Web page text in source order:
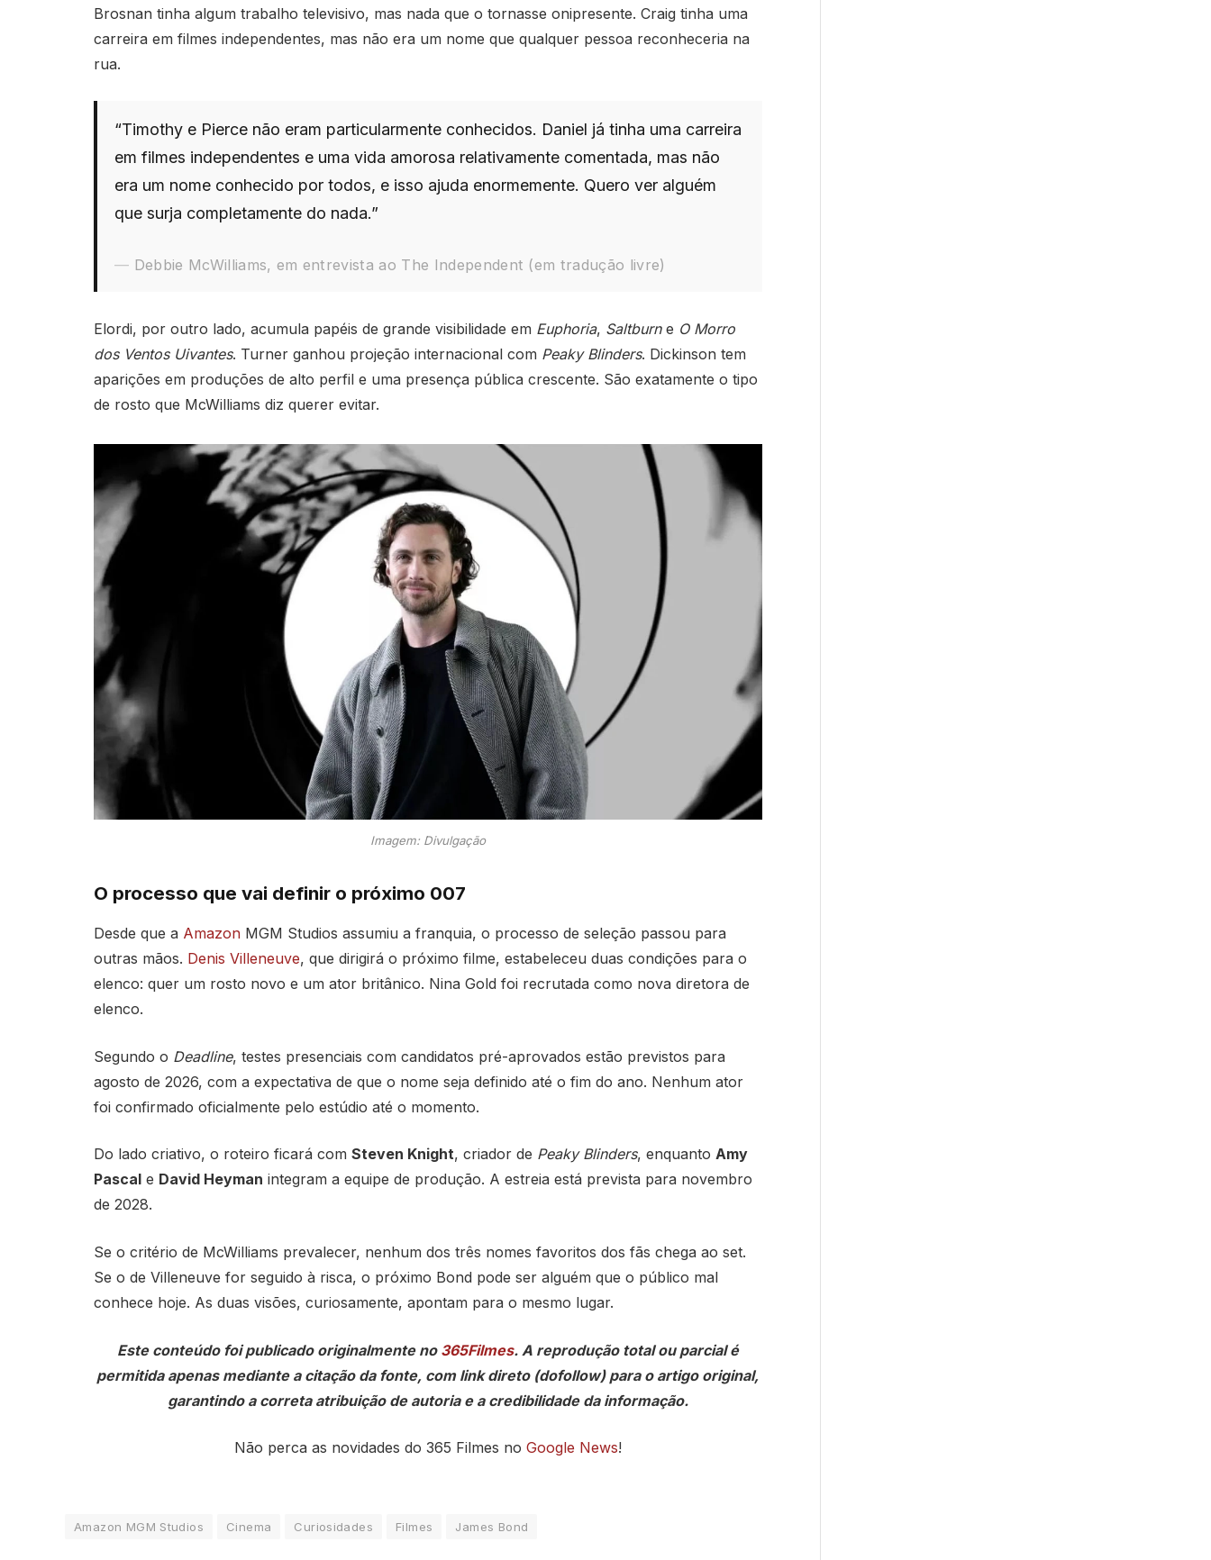
Brosnan tinha algum trabalho televisivo, mas nada que o tornasse onipresente. Craig tinha uma
carreira em filmes independentes, mas não era um nome que qualquer pessoa reconheceria na
rua.
“Timothy e Pierce não eram particularmente conhecidos. Daniel já tinha uma carreira
em filmes independentes e uma vida amorosa relativamente comentada, mas não
era um nome conhecido por todos, e isso ajuda enormemente. Quero ver alguém
que surja completamente do nada.”
Debbie McWilliams, em entrevista ao The Independent (em tradução livre)
Elordi, por outro lado, acumula papéis de grande visibilidade em Euphoria, Saltburne O Morro
dos Ventos Uivantes. Turner ganhou projeção internacional com Peaky Blinders. Dickinson tem
aparições em produções de alto perfil e uma presença pública crescente. São exatamente o tipo
de rosto que McWilliams diz querer evitar.
Imagem: Divulgação
O processo que vai definir o próximo 007
Desde que a AmazonMGM Studios assumiu a franquia, o processo de seleção passou para
outras mãos. Denis Villeneuve, que dirigirá o próximo filme, estabeleceu duas condições para o
elenco: quer um rosto novo e um ator britânico. Nina Gold foi recrutada como nova diretora de
elenco.
Segundo o Deadline, testes presenciais com candidatos pré-aprovados estão previstos para
agosto de 2026, com a expectativa de que o nome seja definido até o fim do ano. Nenhum ator
foi confirmado oficialmente pelo estúdio até o momento.
Do lado criativo, o roteiro ficará com Steven Knight, criador de Peaky Blinders, enquanto Amy
Pascale David Heyman integram a equipe de produção. A estreia está prevista para novembro
de 2028.
Se o critério de McWilliams prevalecer, nenhum dos três nomes favoritos dos fãs chega ao set.
Se o de Villeneuve for seguido à risca, o próximo Bond pode ser alguém que o público mal
conhece hoje. As duas visões, curiosamente, apontam para o mesmo lugar.
Este conteúdo foi publicado originalmente no 365Filmes. A reprodução total ou parcial é
permitida apenas mediante a citação da fonte, com link direto (dofollow) para o artigo original,
garantindo a correta atribuição de autoria e a credibilidade da informação.
Não perca as novidades do 365 Filmes no Google News!
Amazon MGM Studios Cinema Curiosidades Filmes James Bond